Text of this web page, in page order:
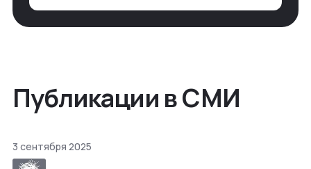
неделями, если сильно не повезе…
Публикации в СМИ
3 сентября 2025